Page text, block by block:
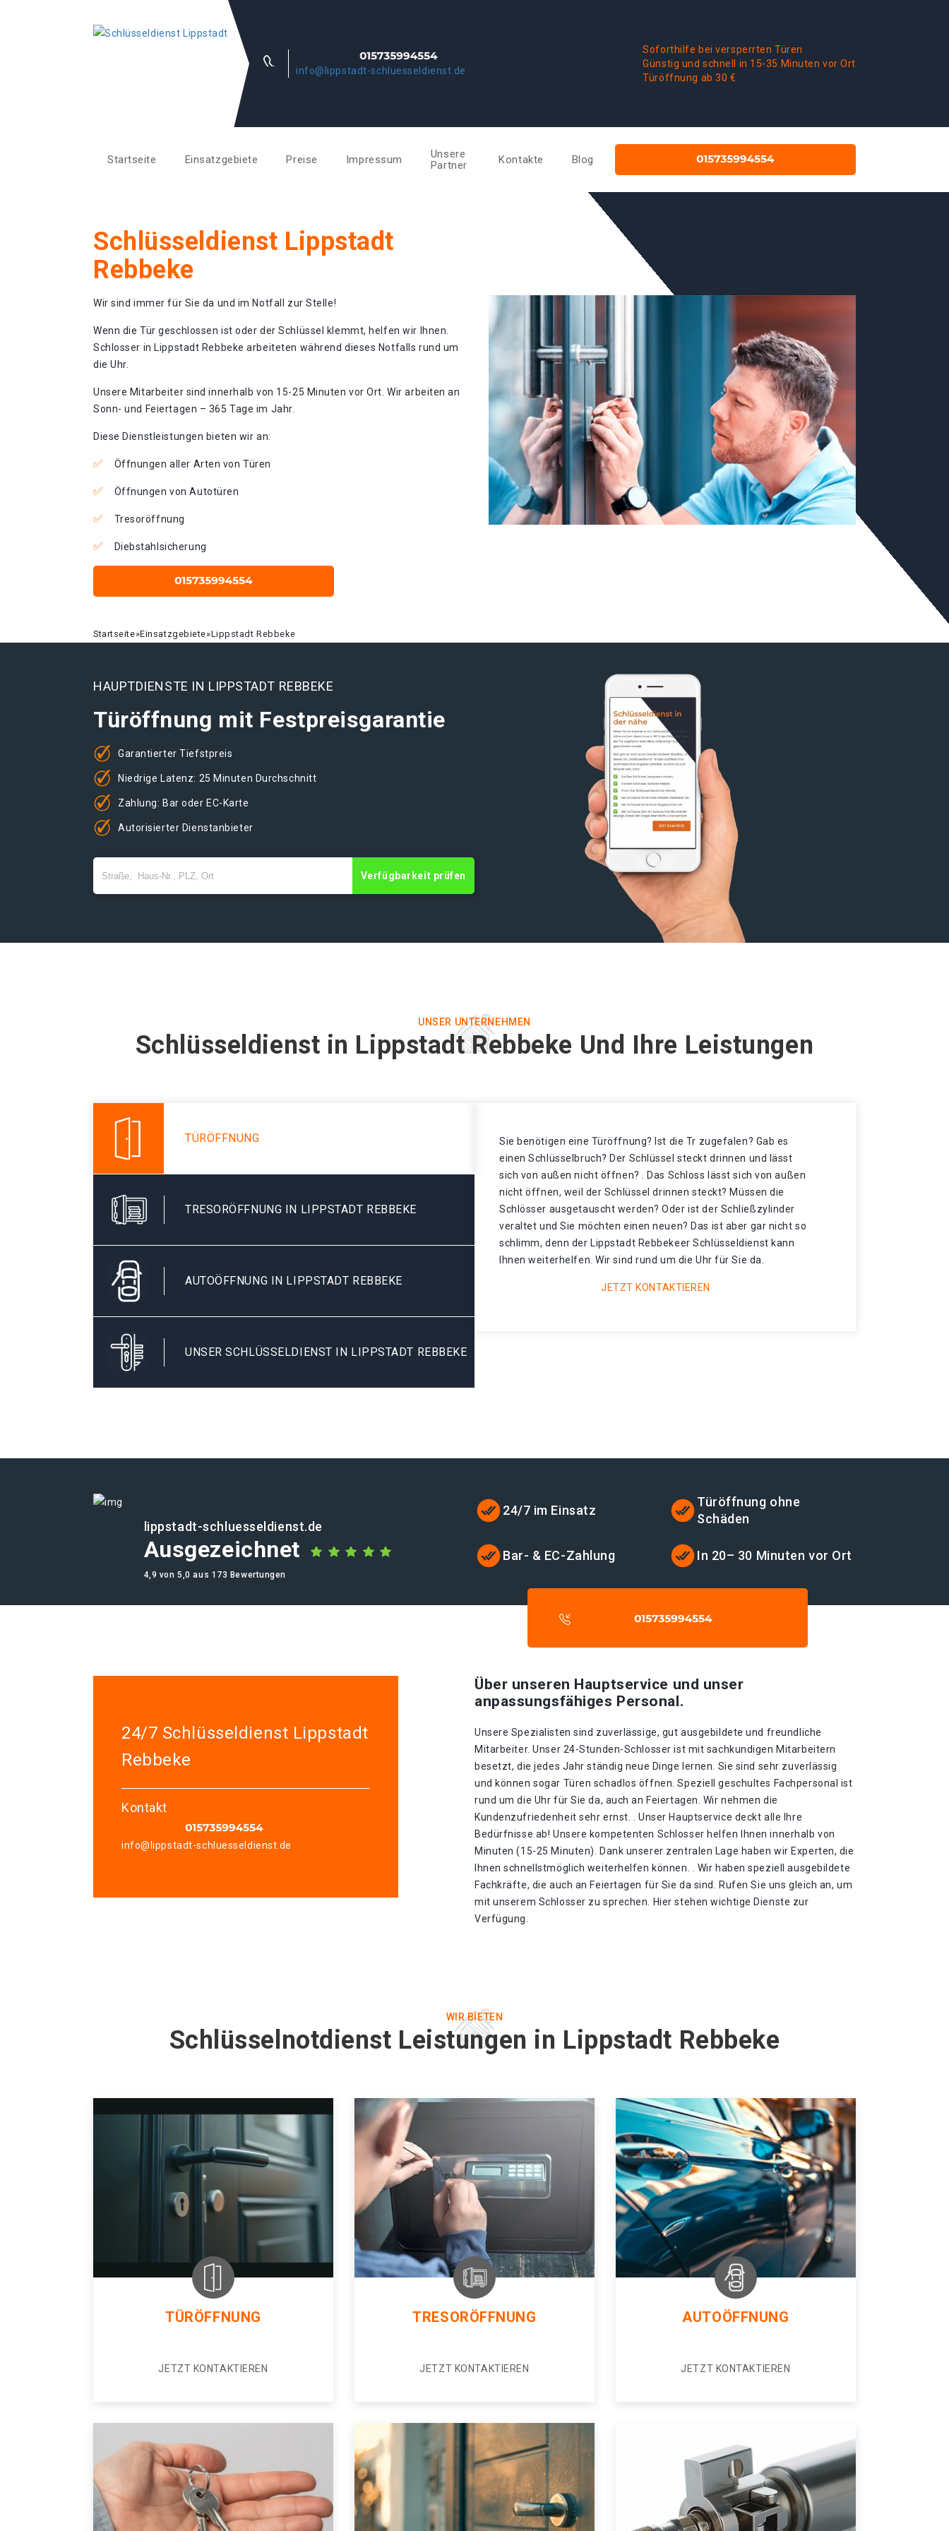
info@lippstadt-schluesseldienst.de
Soforthilfe bei versperrten Türen
Günstig und schnell in 15-35 Minuten vor Ort
Türöffnung ab 30 €
Startseite Einsatzgebiete Preise Impressum
Unsere
Partner
Kontakte Blog
Schlüsseldienst Lippstadt
Rebbeke
Wir sind immer für Sie da und im Notfall zur Stelle!
Wenn die Tür geschlossen ist oder der Schlüssel klemmt, helfen wir Ihnen.
Schlosser in Lippstadt Rebbeke arbeiteten während dieses Notfalls rund um
die Uhr.
Unsere Mitarbeiter sind innerhalb von 15-25 Minuten vor Ort. Wir arbeiten an
Sonn- und Feiertagen – 365 Tage im Jahr.
Diese Dienstleistungen bieten wir an:
Öffnungen aller Arten von Türen
Öffnungen von Autotüren
Tresoröffnung
Diebstahlsicherung
Startseite»Einsatzgebiete»Lippstadt Rebbeke
HAUPTDIENSTE IN LIPPSTADT REBBEKE
Türöffnung mit Festpreisgarantie
Garantierter Tiefstpreis
Niedrige Latenz: 25 Minuten Durchschnitt
Zahlung: Bar oder EC-Karte
Autorisierter Dienstanbieter
Verfügbarkeit prüfen
UNSER UNTERNEHMEN
Schlüsseldienst in Lippstadt Rebbeke Und Ihre Leistungen
TÜRÖFFNUNG
TRESORÖFFNUNG IN LIPPSTADT REBBEKE
AUTOÖFFNUNG IN LIPPSTADT REBBEKE
UNSER SCHLÜSSELDIENST IN LIPPSTADT REBBEKE
Sie benötigen eine Türöffnung? Ist die Tr zugefalen? Gab es
einen Schlüsselbruch? Der Schlüssel steckt drinnen und lässt
sich von außen nicht öffnen? . Das Schloss lässt sich von außen
nicht öffnen, weil der Schlüssel drinnen steckt? Müssen die
Schlösser ausgetauscht werden? Oder ist der Schließzylinder
veraltet und Sie möchten einen neuen? Das ist aber gar nicht so
schlimm, denn der Lippstadt Rebbekeer Schlüsseldienst kann
Ihnen weiterhelfen. Wir sind rund um die Uhr für Sie da.
JETZT KONTAKTIEREN
lippstadt-schluesseldienst.de
Ausgezeichnet
4,9 von 5,0 aus 173 Bewertungen
24/7 im Einsatz
Türöffnung ohne
Schäden
Bar- & EC-Zahlung In 20– 30 Minuten vor Ort
24/7 Schlüsseldienst Lippstadt
Rebbeke
Kontakt
info@lippstadt-schluesseldienst.de
Über unseren Hauptservice und unser
anpassungsfähiges Personal.
Unsere Spezialisten sind zuverlässige, gut ausgebildete und freundliche
Mitarbeiter. Unser 24-Stunden-Schlosser ist mit sachkundigen Mitarbeitern
besetzt, die jedes Jahr ständig neue Dinge lernen. Sie sind sehr zuverlässig
und können sogar Türen schadlos öffnen. Speziell geschultes Fachpersonal ist
rund um die Uhr für Sie da, auch an Feiertagen. Wir nehmen die
Kundenzufriedenheit sehr ernst. . Unser Hauptservice deckt alle Ihre
Bedürfnisse ab! Unsere kompetenten Schlosser helfen Ihnen innerhalb von
Minuten (15-25 Minuten). Dank unserer zentralen Lage haben wir Experten, die
Ihnen schnellstmöglich weiterhelfen können. . Wir haben speziell ausgebildete
Fachkräfte, die auch an Feiertagen für Sie da sind. Rufen Sie uns gleich an, um
mit unserem Schlosser zu sprechen. Hier stehen wichtige Dienste zur
Verfügung.
WIR BIETEN
Schlüsselnotdienst Leistungen in Lippstadt Rebbeke
TÜRÖFFNUNG
JETZT KONTAKTIEREN
TRESORÖFFNUNG
JETZT KONTAKTIEREN
AUTOÖFFNUNG
JETZT KONTAKTIEREN